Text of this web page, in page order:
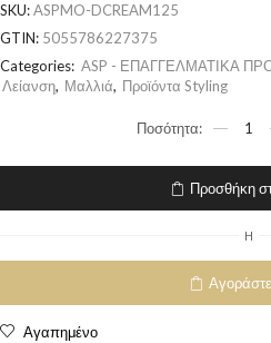
SKU:ASPMO-DCREAM125
GTIN: 5055786227375
Categories: ASP - ΕΠΑΓΓΕΛΜΑΤΙΚΑ
Λείανση, Μαλλιά, Προϊόντα Styling
Προσθήκη
H
Αγαπημένο